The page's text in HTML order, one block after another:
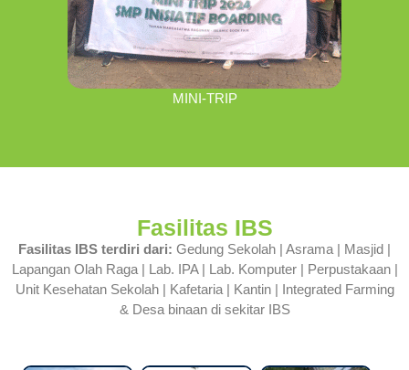
MINI-TRIP
Fasilitas IBS
Fasilitas IBS terdiri dari: Gedung Sekolah | Asrama | Masjid |
Lapangan Olah Raga | Lab. IPA | Lab. Komputer | Perpustakaan |
Unit Kesehatan Sekolah | Kafetaria | Kantin | Integrated Farming
& Desa binaan di sekitar IBS